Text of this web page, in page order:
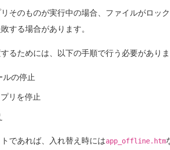
そのものが実行中の場合、ファイルがロッ
する場合があります。
るためには、以下の手順で行う必要がありま
ルの停止
リを停止
であれば、入れ替え時にはapp_offline.htm